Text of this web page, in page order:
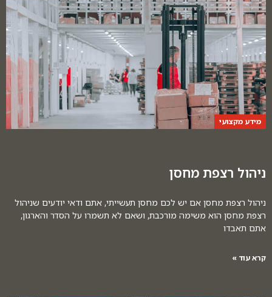
מידע מקצועי
ניהול רצפת מחסן
ניהול רצפת מחסן אם יש לכם מחסן תעשייתי, אתם ודאי יודעים שניהול
רצפת מחסן הוא משימה מורכבת, ושאם לא תשמרו על הסדר והארגון,
אתם תאבדו
קרא עוד »